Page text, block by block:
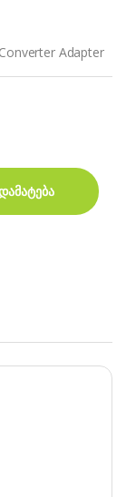
Adapter
Adapter